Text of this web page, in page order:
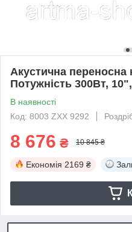
Акустична переносна
Потужність 300Вт,
В наявності
Код: 8003 ZXX 9292
8 676 ₴ 10 845 ₴
Економія 2169 ₴